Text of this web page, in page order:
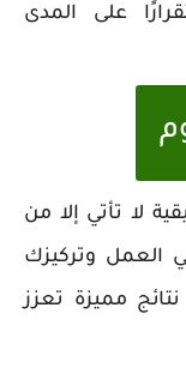
على المدى
لا تأتي إلا من
العمل وتركيزك
مميزة تعزز